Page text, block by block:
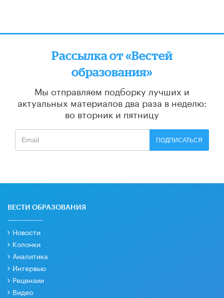
Рассылка от «Вестей
образования»
Мы отправляем подборку лучших и
актуальных материалов два раза в неделю:
во вторник и пятницу
ПОДПИСАТЬСЯ
ВЕСТИ ОБРАЗОВАНИЯ
Новости
Колонки
Аналитика
Интервью
Рецензии
Видео